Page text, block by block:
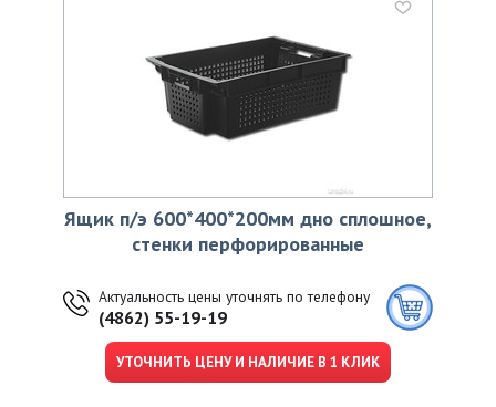
Ящик п/э 600*400*200мм дно сплошное,
стенки перфорированные
Актуальность цены уточнять по телефону
(4862) 55-19-19
УТОЧНИТЬ ЦЕНУ И НАЛИЧИЕ В 1 КЛИК